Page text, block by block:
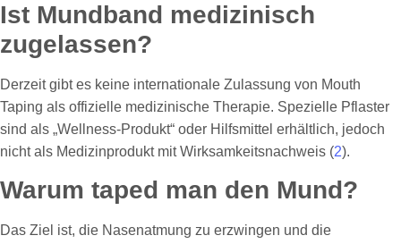
Ist Mundband medizinisch
zugelassen?
Derzeit gibt es keine internationale Zulassung von Mouth
Taping als offizielle medizinische Therapie. Spezielle Pflaster
sind als „Wellness-Produkt“ oder Hilfsmittel erhältlich, jedoch
nicht als Medizinprodukt mit Wirksamkeitsnachweis (2).
Warum taped man den Mund?
Das Ziel ist, die Nasenatmung zu erzwingen und die